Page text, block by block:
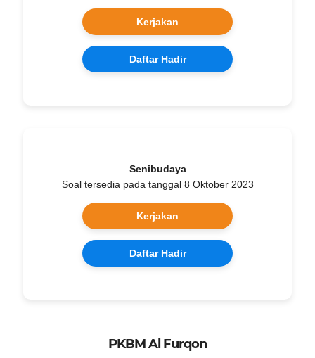
Kerjakan
Daftar Hadir
Senibudaya
Soal tersedia pada tanggal 8 Oktober 2023
Kerjakan
Daftar Hadir
PKBM Al Furqon